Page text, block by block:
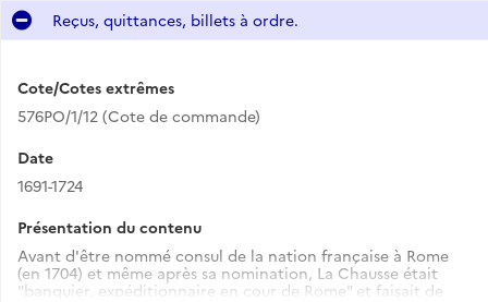
Reçus, quittances, billets à ordre.
Cote/Cotes extrêmes
576PO/1/12 (Cote de commande)
Date
1691-1724
Présentation du contenu
Avant d'être nommé consul de la nation française à Rome
(en 1704) et même après sa nomination, La Chausse était
"banquier, expéditionnaire en cour de Rome" et faisait de